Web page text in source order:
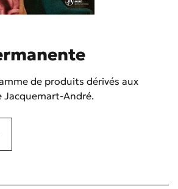
de produits dérivés aux
Jacquemart-André.